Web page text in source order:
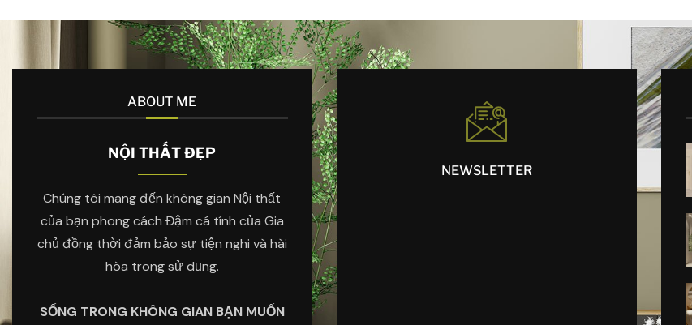
ABOUT ME
NỘI THẤT ĐẸP
Chúng tôi mang đến không gian Nội thất
của bạn phong cách Đậm cá tính của Gia
chủ đồng thời đảm bảo sự tiện nghi và hài
hòa trong sử dụng.
SỐNG TRONG KHÔNG GIAN BẠN MUỐN
NEWSLETTER